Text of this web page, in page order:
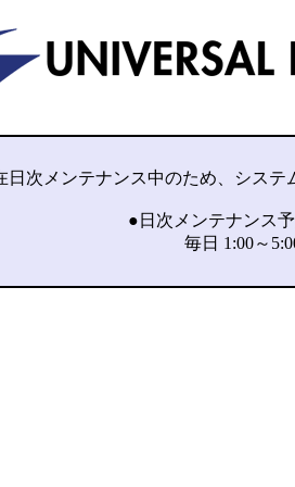
日次メンテナンス中のため、システ
●日次メンテナンス
毎日 1:00～